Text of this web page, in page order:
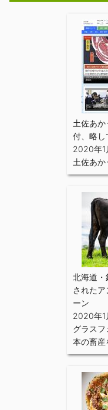
土佐あ
付、略し
2020年1
土佐あか
北海道・
された
ーン
2020年1
グラスフ
本の畜産